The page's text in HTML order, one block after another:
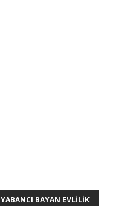
YABANCI BAYAN EVLILIK